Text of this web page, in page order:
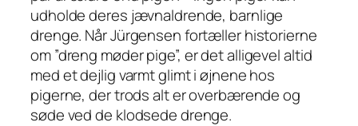
udholde deres jævnaldrende, barnlige
drenge. Når Jürgensen fortæller historierne
om ”dreng møder pige”, er det alligevel altid
med et dejlig varmt glimt i øjnene hos
pigerne, der trods alt er overbærende og
søde ved de klodsede drenge.